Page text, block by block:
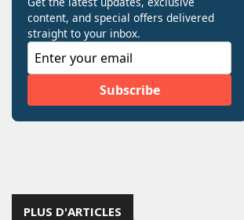
PLUS D'ARTICLES